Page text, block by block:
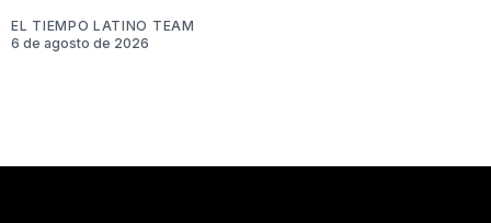
EL TIEMPO LATINO TEAM
6 de agosto de 2026